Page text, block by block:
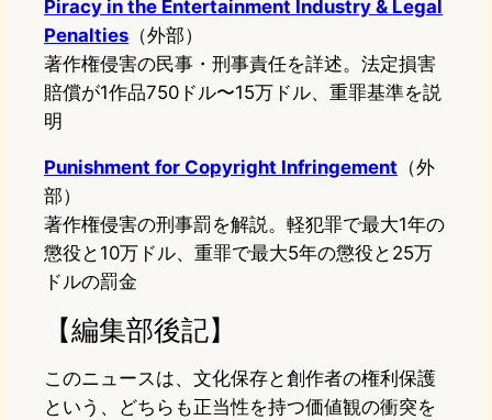
Piracy in the Entertainment Industry & Legal
Penalties （外部）
著作権侵害の民事・刑事責任を詳述。法定損害
賠償が1作品750ドル〜15万ドル、重罪基準を説
明
Punishment for Copyright Infringement （外
部）
著作権侵害の刑事罰を解説。軽犯罪で最大1年の
懲役と10万ドル、重罪で最大5年の懲役と25万
ドルの罰金
【編集部後記】
このニュースは、文化保存と創作者の権利保護
という、どちらも正当性を持つ価値観の衝突を